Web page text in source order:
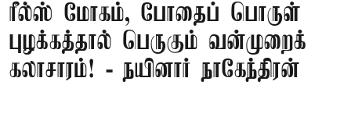
ரீல்ஸ் மோகம், போதைப் பொருள்
புழக்கத்தால் பெருகும் வன்முறைக்
கலாசாரம்! - நயினார் நாகேந்திரன்